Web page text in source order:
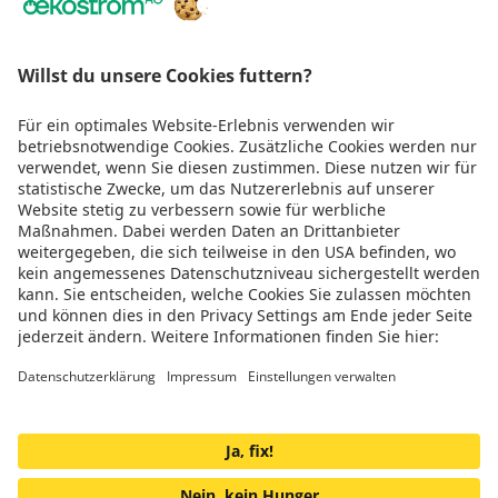
Wir sind
TÜV zertifiziert
Genug gescrollt!
Jetzt Teil der Energiewende werden
Über Uns
Impressum